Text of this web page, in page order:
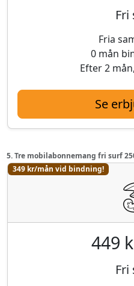
Fri
Fria
0 mån
Efter 2
Se
5. Tre mobilabonnemang fri surf
349 kr/mån vid bindning!
449
Fri